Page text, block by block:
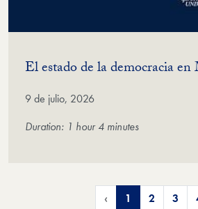
El estado de la democracia
9 de julio, 2026
Duration: 1 hour 4 minutes
‹ 1 2 3